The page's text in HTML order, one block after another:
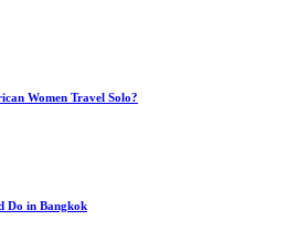
Women Travel Solo?
Do in Bangkok